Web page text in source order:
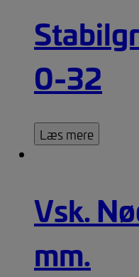
0-32
Læs mere
Vsk.
mm.